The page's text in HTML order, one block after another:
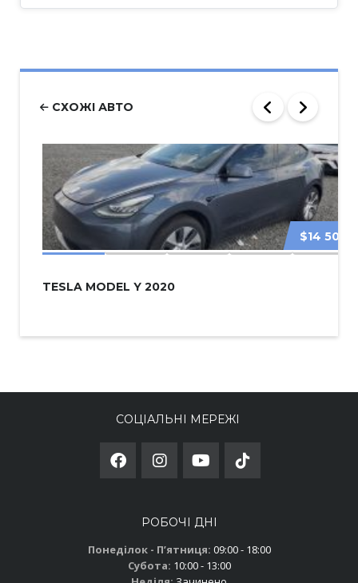
СХОЖІ АВТО
$14 500
TESLA MODEL Y 2020
СОЦІАЛЬНІ МЕРЕЖІ
РОБОЧІ ДНІ
Понеділок - Пʼятниця: 09:00 - 18:00
Субота: 10:00 - 13:00